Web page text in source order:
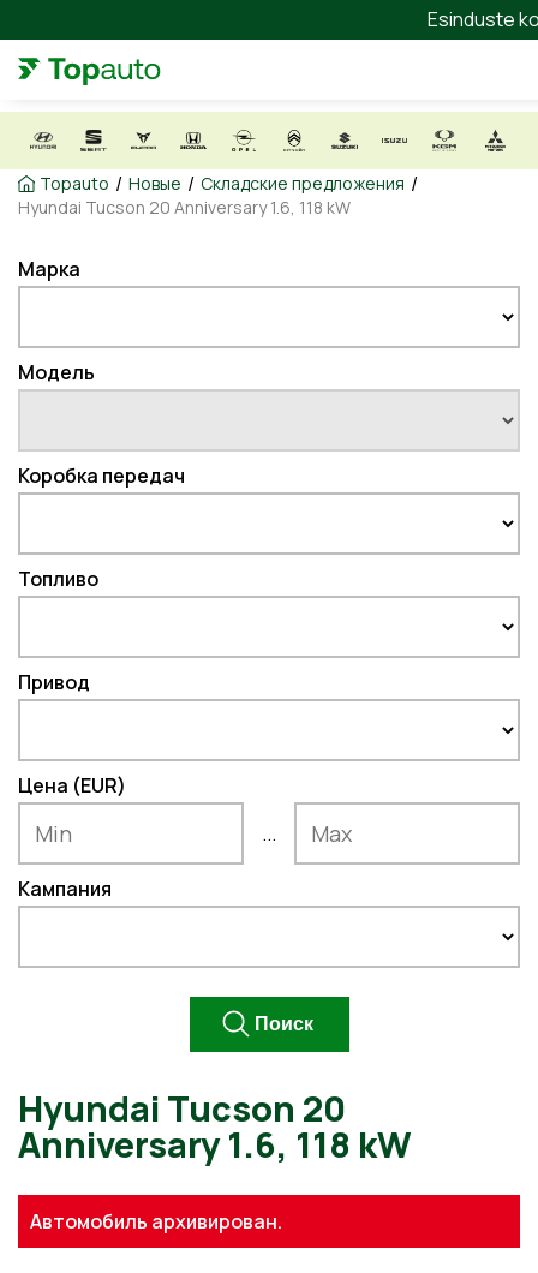
Esinduste
Topauto / Новые / Складские предложения /
Hyundai Tucson 20 Anniversary 1.6, 118 kW
Марка
Модель
Коробка передач
Топливо
Привод
Цена (EUR)
...
Кампания
Hyundai Tucson 20
Автомобиль архивирован.